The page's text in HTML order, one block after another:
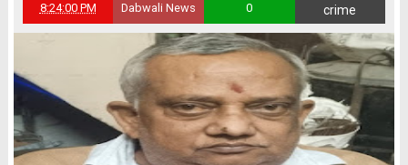
8:24:00 PM Dabwali News 0 crime